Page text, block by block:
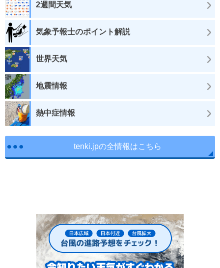
2週間天気
気象予報士のポイント解説
世界天気
地震情報
熱中症情報
tenki.jpの全情報はこちら